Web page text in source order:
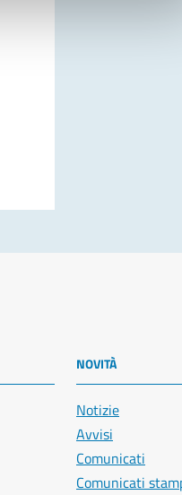
NOVITÀ
Notizie
Avvisi
Comunicati
Comunicati